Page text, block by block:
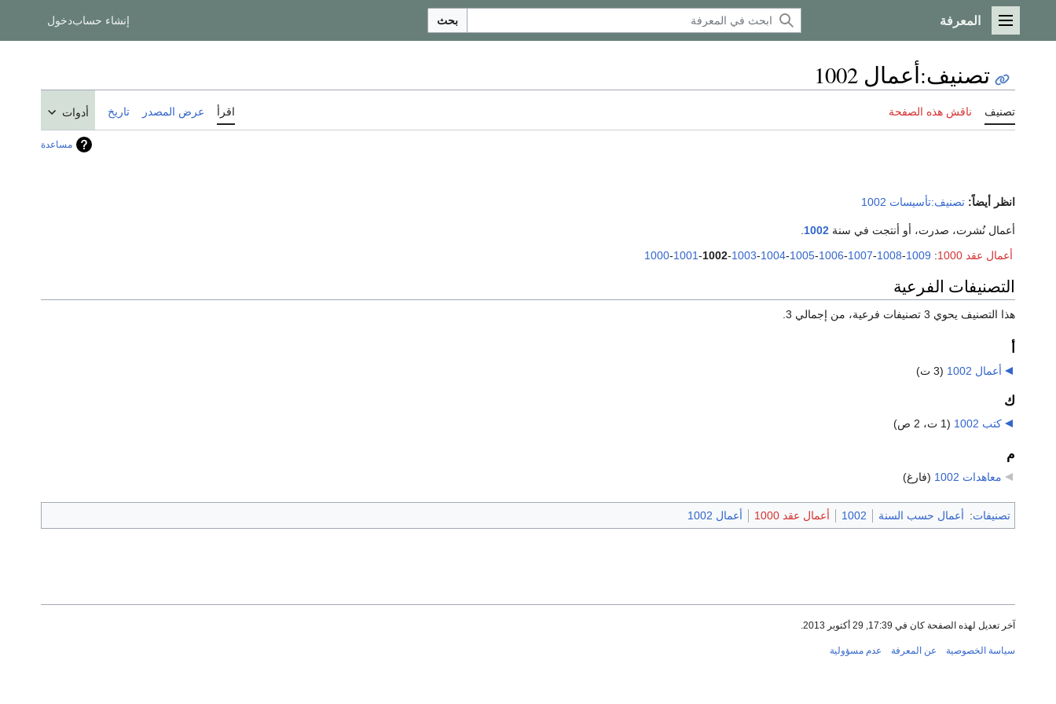
القائمة الرئيسية
المعرفة بحث إنشاء حسابدخول
تصنيف:أعمال 1002
تصنيف ناقش هذه الصفحة اقرأ عرض المصدر تاريخ أدوات
مساعدة
انظر أيضاً: تصنيف:تأسيسات 1002
أعمال نُشرت، صدرت، أو أنتجت في سنة 1002
أعمال عقد 1000
:
1000-1001-1002-1003-1004-1005-1006-1007-1008-1009
التصنيفات الفرعية
هذا التصنيف يحوي 3 تصنيفات فرعية، من إجمالي 3.
أعمال 1002 (3 ت)
ك
كتب 1002 (1 ت، 2 ص)
م
معاهدات 1002 (فارغ)
تصنيفات: أعمال حسب السنة 1002 أعمال عقد 1000 أعمال 1002
آخر تعديل لهذه الصفحة كان في 17:39, 29 أكتوبر 2013.
سياسة الخصوصية عن المعرفة عدم مسؤولية